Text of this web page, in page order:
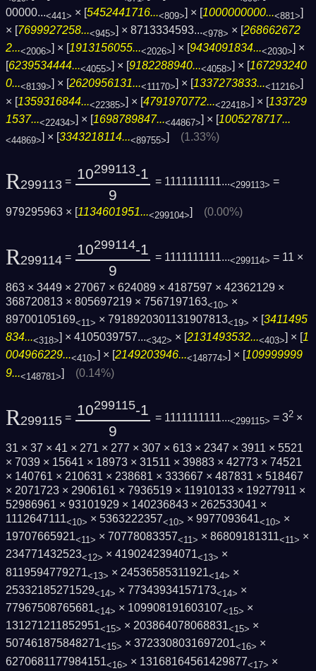
00000...<441> × [5452441716...<809>] × [1000000000...<881>]
× [7699927258...<945>] × 8713334593...<978> × [268662672
2...<2006>] × [1913156055...<2026>] × [9434091834...<2030>] ×
[6239534444...<4055>] × [9182288940...<4058>] × [167293240
0...<8139> ] × [ 2620956131...<11170> ] × [ 1337273833...<11216>
× [1359316844...<22385>] × [4791970772...<22418>] × [133729
1537...<22434>] × [1698789847...<44867>] × [1005278717...
<44869>] × [3343218114...<89755>] (1.33%)
R299113 = 10299113-1
9
= 1111111111...<299113> =
979295963 × [ 1134601951...<299104> (0.00%)
R299114 = 10299114-1
9
= 1111111111...<299114> = 11 ×
863 × 3449 × 27067 × 624089 × 4187597 × 42362129 ×
368720813 × 805697219 × 7567197163<10> ×
89700105169<11> × 7918920301131907813<19> × [3411495
834...<318>] × 4105039757...<342> × [2131493532...<403>] × [1
004966229...<410> ] × [ 2149203946...<148774> ] × [ 109999999
9...<148781>] (0.14%)
R299115 = 10299115-1
9
= 1111111111...<299115> = 32×
31 × 37 × 41 × 271 × 277 × 307 × 613 × 2347 × 3911 × 5521
× 7039 × 15641 × 18973 × 31511 × 39883 × 42773 × 74521
× 140761 × 210631 × 238681 × 333667 × 487831 × 518467
× 2071723 × 2906161 × 7936519 × 11910133 × 19277911 ×
52986961 × 93101929 × 140236843 × 262533041 ×
1112647111<10> × 5363222357<10> × 9977093641<10> ×
19707665921<11> × 70778083357<11> × 86809181311<11> ×
234771432523<12> × 4190242394071<13> ×
8119594779271<13> × 24536585311921<14> ×
25332185271529<14> × 77343934157173<14> ×
77967508765681<14> × 109908191603107<15> ×
131271211852951<15> × 203864078068831<15> ×
507461875848271<15> × 3723308031697201<16> ×
6270681177984151<16> × 13168164561429877<17> ×